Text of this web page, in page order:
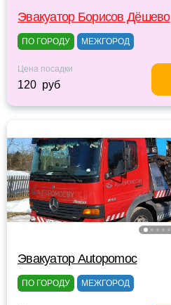
Эвакуатор Борисов Дёшево
ПО ГОРОДУ МЕЖГОРОД
Цена посадки
120 руб
Эвакуатор Autopomoc
ПО ГОРОДУ МЕЖГОРОД